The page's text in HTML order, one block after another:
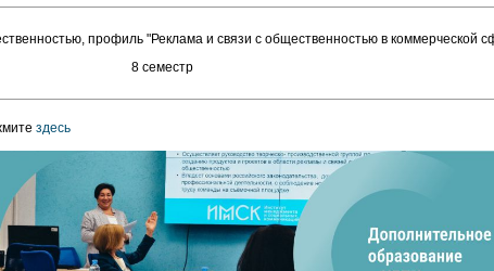
профиль "Реклама и связи с общественностью в коммерческой
8 семестр
здесь